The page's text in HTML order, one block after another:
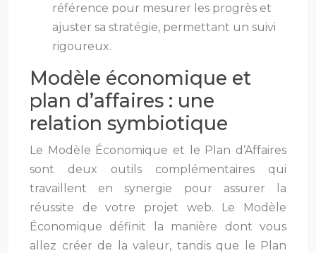
référence pour mesurer les progrès et
ajuster sa stratégie, permettant un suivi
rigoureux.
Modèle économique et
plan d’affaires : une
relation symbiotique
Le Modèle Économique et le Plan d’Affaires
sont deux outils complémentaires qui
travaillent en synergie pour assurer la
réussite de votre projet web. Le Modèle
Économique définit la manière dont vous
allez créer de la valeur, tandis que le Plan